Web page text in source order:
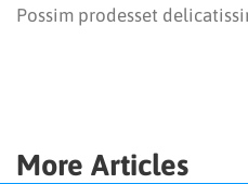
Possim prodesset
More Articles